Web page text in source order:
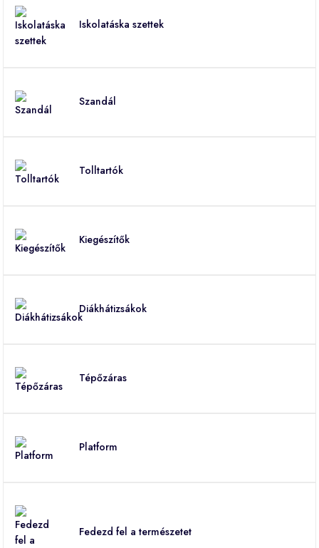
Iskolatáska szettek
Szandál
Tolltartók
Kiegészítők
Diákhátizsákok
Tépőzáras
Platform
Fedezd fel a természetet